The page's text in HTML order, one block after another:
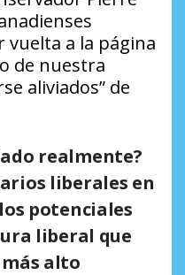
vuelta a la página
de nuestra
aliviados” de
realmente?
liberales en
potenciales
liberal que
alto